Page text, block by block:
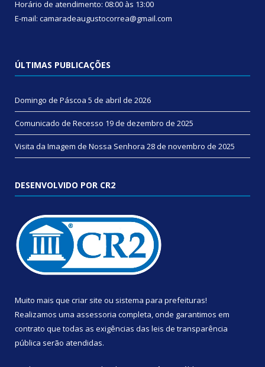
Horário de atendimento: 08:00 às 13:00
E-mail: camaradeaugustocorrea@gmail.com
ÚLTIMAS PUBLICAÇÕES
Domingo de Páscoa 5 de abril de 2026
Comunicado de Recesso 19 de dezembro de 2025
Visita da Imagem de Nossa Senhora 28 de novembro de 2025
DESENVOLVIDO POR CR2
Muito mais que criar site ou sistema para prefeituras!
Realizamos uma assessoria completa, onde garantimos em
contrato que todas as exigências das leis de transparência
pública serão atendidas.